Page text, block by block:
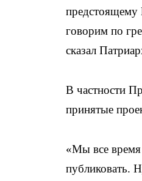
предстоящему
говорим по
сказал
В частности
принятые
«Мы все время
публиковать.